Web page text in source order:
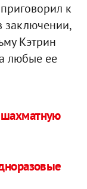
к
заключении,
Кэтрин
любые ее